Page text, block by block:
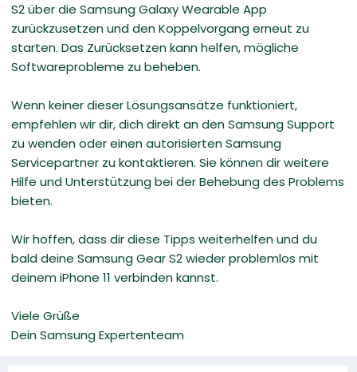
S2 über die Samsung Galaxy Wearable App
zurückzusetzen und den Koppelvorgang erneut zu
starten. Das Zurücksetzen kann helfen, mögliche
Softwareprobleme zu beheben.
Wenn keiner dieser Lösungsansätze funktioniert,
empfehlen wir dir, dich direkt an den Samsung Support
zu wenden oder einen autorisierten Samsung
Servicepartner zu kontaktieren. Sie können dir weitere
Hilfe und Unterstützung bei der Behebung des Problems
bieten.
Wir hoffen, dass dir diese Tipps weiterhelfen und du
bald deine Samsung Gear S2 wieder problemlos mit
deinem iPhone 11 verbinden kannst.
Viele Grüße
Dein Samsung Expertenteam